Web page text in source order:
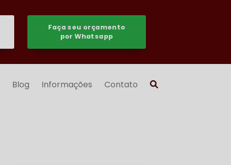
Faça seu orçamento
por Whatsapp
Blog Informações Contato